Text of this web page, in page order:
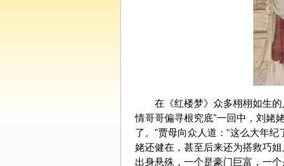
在《红楼梦》众多栩栩如生
情哥哥偏寻根究底”一回中，刘姥
了。”贾母向众人道：“这么大年
姥还健在，甚至后来还为搭救巧
出身悬殊，一个是豪门巨富，一